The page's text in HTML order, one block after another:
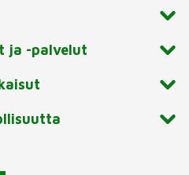
ja -palvelut